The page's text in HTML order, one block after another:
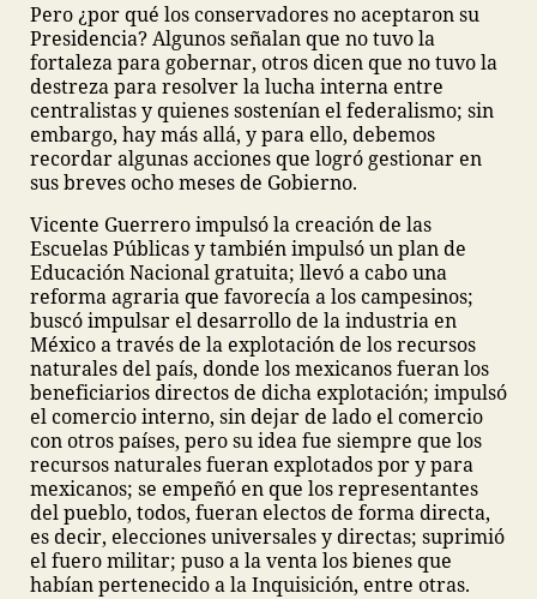
Pero ¿por qué los conservadores no aceptaron su
Presidencia? Algunos señalan que no tuvo la
fortaleza para gobernar, otros dicen que no tuvo la
destreza para resolver la lucha interna entre
centralistas y quienes sostenían el federalismo; sin
embargo, hay más allá, y para ello, debemos
recordar algunas acciones que logró gestionar en
sus breves ocho meses de Gobierno.
Vicente Guerrero impulsó la creación de las
Escuelas Públicas y también impulsó un plan de
Educación Nacional gratuita; llevó a cabo una
reforma agraria que favorecía a los campesinos;
buscó impulsar el desarrollo de la industria en
México a través de la explotación de los recursos
naturales del país, donde los mexicanos fueran los
beneficiarios directos de dicha explotación; impulsó
el comercio interno, sin dejar de lado el comercio
con otros países, pero su idea fue siempre que los
recursos naturales fueran explotados por y para
mexicanos; se empeñó en que los representantes
del pueblo, todos, fueran electos de forma directa,
es decir, elecciones universales y directas; suprimió
el fuero militar; puso a la venta los bienes que
habían pertenecido a la Inquisición, entre otras.